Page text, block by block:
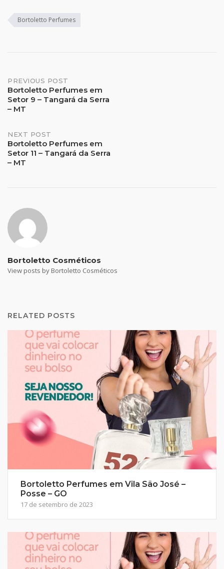
Bortoletto Perfumes
Post
navigation
PREVIOUS POST
Bortoletto Perfumes em
Setor 9 – Tangará da Serra
– MT
NEXT POST
Bortoletto Perfumes em
Setor 11 – Tangará da Serra
– MT
Bortoletto Cosméticos
View posts by Bortoletto Cosméticos
RELATED POSTS
Bortoletto Perfumes em Vila São José –
Posse – GO
17 de setembro de 2023